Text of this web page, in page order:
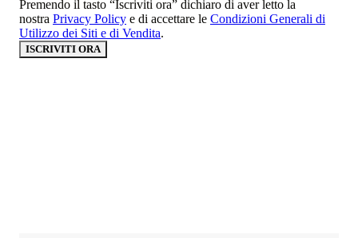
Premendo il tasto “Iscriviti ora” dichiaro di aver letto la
nostra Privacy Policy e di accettare le Condizioni Generali di
Utilizzo dei Siti e di Vendita.
ISCRIVITI ORA